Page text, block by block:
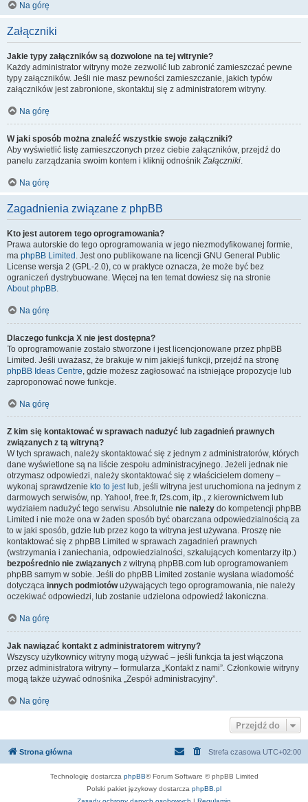
Na górę
Załączniki
Jakie typy załączników są dozwolone na tej witrynie?
Każdy administrator witryny może zezwolić lub zabronić zamieszczać pewne
typy załączników. Jeśli nie masz pewności zamieszczanie, jakich typów
załączników jest zabronione, skontaktuj się z administratorem witryny.
Na górę
W jaki sposób można znaleźć wszystkie swoje załączniki?
Aby wyświetlić listę zamieszczonych przez ciebie załączników, przejdź do
panelu zarządzania swoim kontem i kliknij odnośnikZałączniki.
Na górę
Zagadnienia związane z phpBB
Kto jest autorem tego oprogramowania?
Prawa autorskie do tego oprogramowania w jego niezmodyfikowanej formie,
ma phpBB Limited . Jest ono publikowane na licencji GNU General Public
License wersja 2 (GPL-2.0), co w praktyce oznacza, że może być bez
ograniczeń dystrybuowane. Więcej na ten temat dowiesz się na stronie
About phpBB.
Na górę
Dlaczego funkcja X nie jest dostępna?
To oprogramowanie zostało stworzone i jest licencjonowane przez phpBB
Limited. Jeśli uważasz, że brakuje w nim jakiejś funkcji, przejdź na stronę
phpBB Ideas Centre, gdzie możesz zagłosować na istniejące propozycje lub
zaproponować nowe funkcje.
Na górę
Z kim się kontaktować w sprawach nadużyć lub zagadnień prawnych
związanych z tą witryną?
W tych sprawach, należy skontaktować się z jednym z administratorów, których
dane wyświetlone są na liście zespołu administracyjnego. Jeżeli jednak nie
otrzymasz odpowiedzi, należy skontaktować się z właścicielem domeny –
wykonaj sprawdzenie kto to jestlub, jeśli witryna jest uruchomiona na jednym z
darmowych serwisów, np. Yahoo!, free.fr, f2s.com, itp., z kierownictwem lub
wydziałem nadużyć tego serwisu. Absolutnie nie należy do kompetencji phpBB
Limited i nie może ona w żaden sposób być obarczana odpowiedzialnością za
to w jaki sposób, gdzie lub przez kogo ta witryna jest używana. Proszę nie
kontaktować się z phpBB Limited w sprawach zagadnień prawnych
(wstrzymania i zaniechania, odpowiedzialności, szkalujących komentarzy itp.)
bezpośrednio nie związanych z witryną phpBB.com lub oprogramowaniem
phpBB samym w sobie. Jeśli do phpBB Limited zostanie wysłana wiadomość
dotycząca innych podmiotówużywających tego oprogramowania, nie należy
oczekiwać odpowiedzi, lub zostanie udzielona odpowiedź lakoniczna.
Na górę
Jak nawiązać kontakt z administratorem witryny?
Wszyscy użytkownicy witryny mogą używać – jeśli funkcja ta jest włączona
przez administratora witryny – formularza „Kontakt z nami”. Członkowie witryny
mogą także używać odnośnika „Zespół administracyjny”.
Na górę
Przejdź do
Strona główna Strefa czasowa UTC+02:00
Technologię dostarcza phpBB® Forum Software © phpBB Limited
Polski pakiet językowy dostarcza phpBB.pl